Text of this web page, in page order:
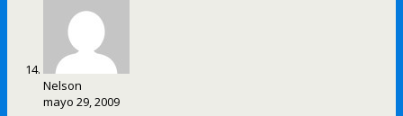
Nelson
mayo 29, 2009